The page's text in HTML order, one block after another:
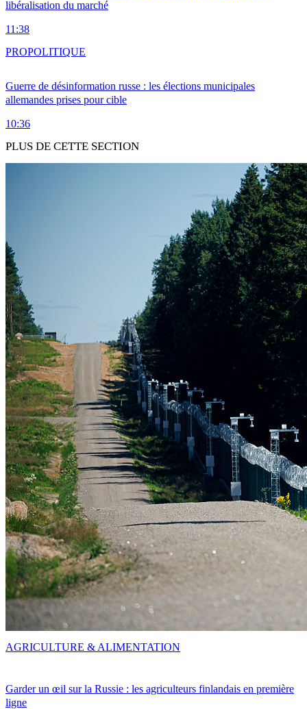
libéralisation du marché
11:38
Guerre de désinformation russe : les élections municipales
allemandes prises pour cible
10:36
PROPOLITIQUE
PLUS DE CETTE SECTION
Garder un œil sur la Russie : les agriculteurs finlandais en première
ligne
AGRICULTURE & ALIMENTATION